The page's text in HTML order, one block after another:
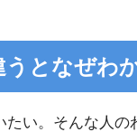
となぜわ
い。そんな人